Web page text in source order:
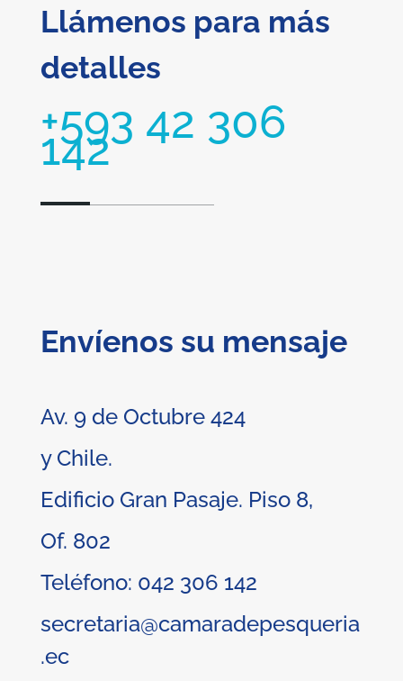
Llámenos para más
detalles
+593 42 306
142
Envíenos su mensaje
Av. 9 de Octubre 424
y Chile.
Edificio Gran Pasaje. Piso 8,
Of. 802
Teléfono: 042 306 142
secretaria@camaradepesqueria
.ec